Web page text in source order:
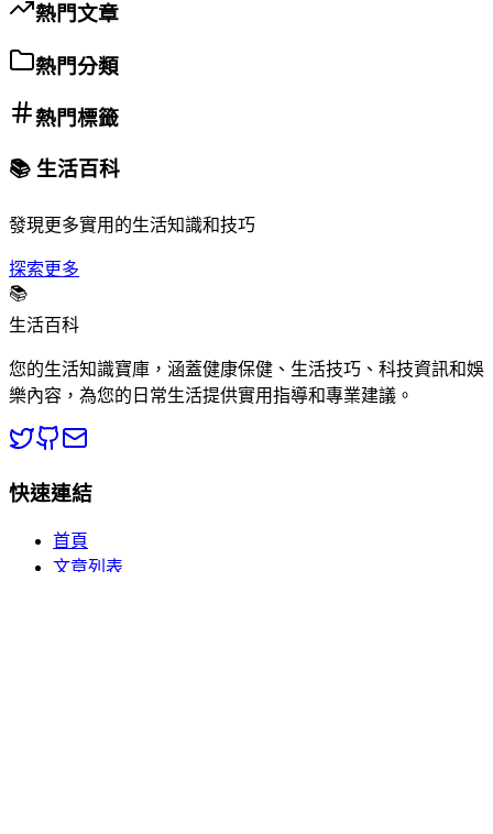
熱門文章
熱門分類
熱門標籤
📚 生活百科
發現更多實用的生活知識和技巧
探索更多
📚
生活百科
您的生活知識寶庫，涵蓋健康保健、生活技巧、科技資訊和娛
樂內容，為您的日常生活提供實用指導和專業建議。
快速連結
首頁
文章列表